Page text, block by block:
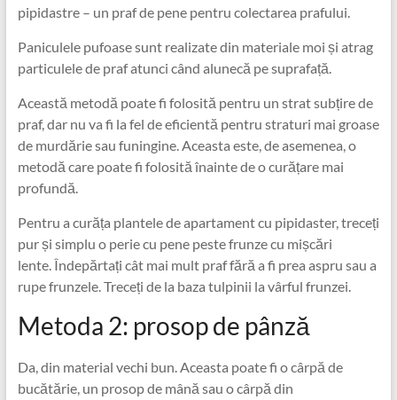
pipidastre – un praf de pene pentru colectarea prafului.
Paniculele pufoase sunt realizate din materiale moi și atrag
particulele de praf atunci când alunecă pe suprafață.
Această metodă poate fi folosită pentru un strat subțire de
praf, dar nu va fi la fel de eficientă pentru straturi mai groase
de murdărie sau funingine. Aceasta este, de asemenea, o
metodă care poate fi folosită înainte de o curățare mai
profundă.
Pentru a curăța plantele de apartament cu pipidaster, treceți
pur și simplu o perie cu pene peste frunze cu mișcări
lente. Îndepărtați cât mai mult praf fără a fi prea aspru sau a
rupe frunzele. Treceți de la baza tulpinii la vârful frunzei.
Metoda 2: prosop de pânză
Da, din material vechi bun. Aceasta poate fi o cârpă de
bucătărie, un prosop de mână sau o cârpă din